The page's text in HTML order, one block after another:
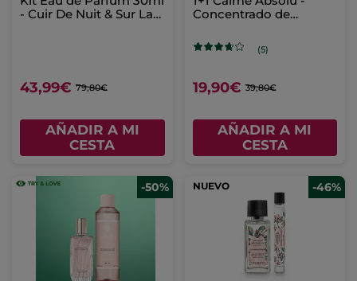
- Cuir De Nuit & Sur La
43,99€ 79,80€
AÑADIR A MI
CESTA
Concentrado de
(5)
19,90€ 39,80€
AÑADIR A MI
CESTA
-50% NUEVO -46%